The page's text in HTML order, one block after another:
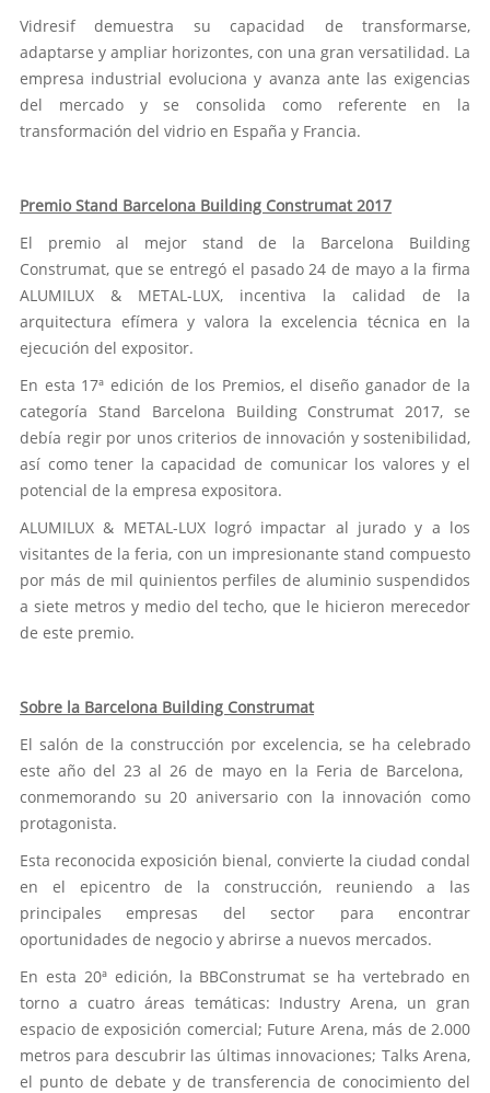
Vidresif demuestra su capacidad de transformarse,
adaptarse y ampliar horizontes, con una gran versatilidad. La
empresa industrial evoluciona y avanza ante las exigencias
del mercado y se consolida como referente en la
transformación del vidrio en España y Francia.
Premio Stand Barcelona Building Construmat 2017
El premio al mejor stand de la Barcelona Building
Construmat, que se entregó el pasado 24 de mayo a la firma
ALUMILUX & METAL-LUX, incentiva la calidad de la
arquitectura efímera y valora la excelencia técnica en la
ejecución del expositor.
En esta 17ª edición de los Premios, el diseño ganador de la
categoría Stand Barcelona Building Construmat 2017, se
debía regir por unos criterios de innovación y sostenibilidad,
así como tener la capacidad de comunicar los valores y el
potencial de la empresa expositora.
ALUMILUX & METAL-LUX logró impactar al jurado y a los
visitantes de la feria, con un impresionante stand compuesto
por más de mil quinientos perfiles de aluminio suspendidos
a siete metros y medio del techo, que le hicieron merecedor
de este premio.
Sobre la Barcelona Building Construmat
El salón de la construcción por excelencia, se ha celebrado
este año del 23 al 26 de mayo en la Feria de Barcelona, ​​
conmemorando su 20 aniversario con la innovación como
protagonista.
Esta reconocida exposición bienal, convierte la ciudad condal
en el epicentro de la construcción, reuniendo a las
principales empresas del sector para encontrar
oportunidades de negocio y abrirse a nuevos mercados.
En esta 20ª edición, la BBConstrumat se ha vertebrado en
torno a cuatro áreas temáticas: Industry Arena, un gran
espacio de exposición comercial; Future Arena, más de 2.000
metros para descubrir las últimas innovaciones; Talks Arena,
el punto de debate y de transferencia de conocimiento del